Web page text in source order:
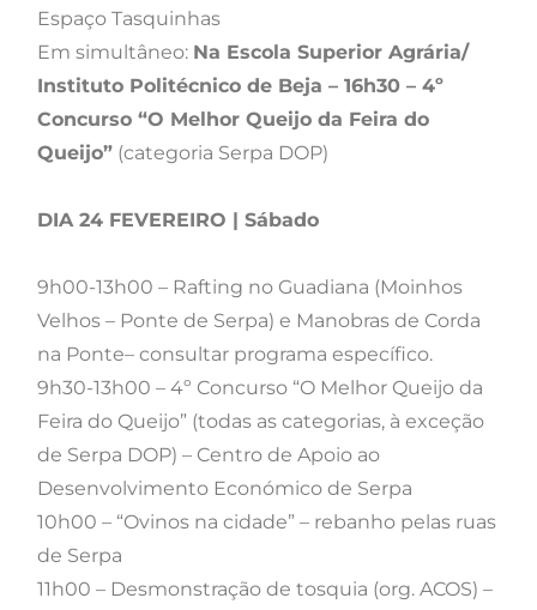
Espaço Tasquinhas
Em simultâneo: Na Escola Superior Agrária/
Instituto Politécnico de Beja – 16h30 – 4º
Concurso “O Melhor Queijo da Feira do
Queijo” (categoria Serpa DOP)
DIA 24 FEVEREIRO | Sábado
9h00-13h00 – Rafting no Guadiana (Moinhos
Velhos – Ponte de Serpa) e Manobras de Corda
na Ponte– consultar programa específico.
9h30-13h00 – 4º Concurso “O Melhor Queijo da
Feira do Queijo” (todas as categorias, à exceção
de Serpa DOP) – Centro de Apoio ao
Desenvolvimento Económico de Serpa
10h00 – “Ovinos na cidade” – rebanho pelas ruas
de Serpa
11h00 – Desmonstração de tosquia (org. ACOS) –